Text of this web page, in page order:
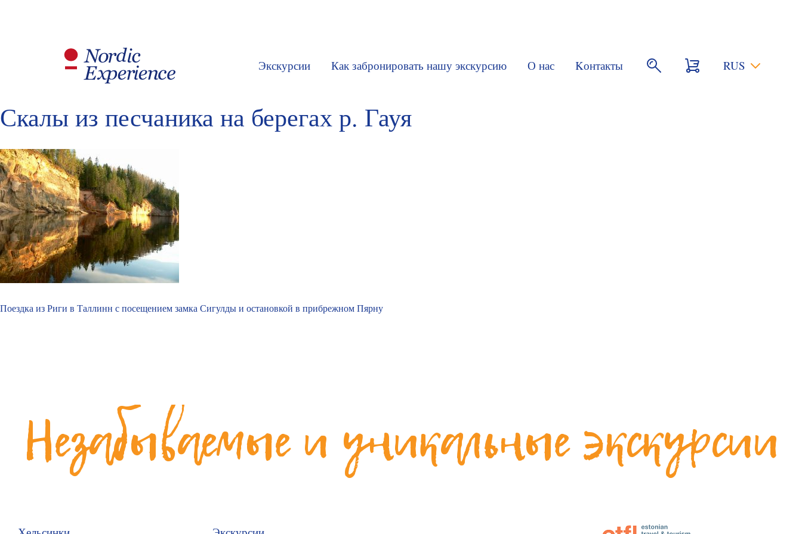
RUS
Экскурсии Как забронировать нашу экскурсию О нас Kонтакты
Скалы из песчаника на берегах р. Гауя
Поездка из Риги в Таллинн с посещением замка Сигулды и остановкой в прибрежном Пярну
Незабываемые и уникальные экскурсии